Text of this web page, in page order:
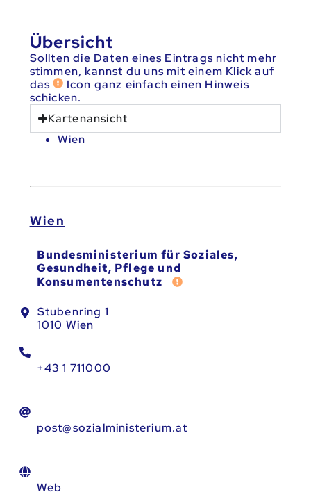
Übersicht
Sollten die Daten eines Eintrags nicht mehr
stimmen, kannst du uns mit einem Klick auf
das
Icon ganz einfach einen Hinweis
schicken.
Kartenansicht
Wien
Wien
Bundesministerium für Soziales,
Gesundheit, Pflege und
Konsumentenschutz
Fehler melden
Stubenring 1
1010 Wien
+43 1 711000
post@sozialministerium.at
Web